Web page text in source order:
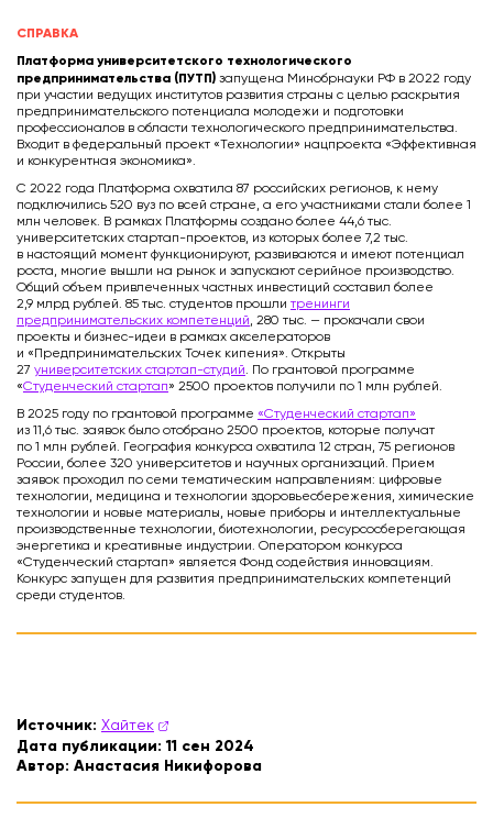
Источник: Хайтек
Дата публикации: 11 сен 2024
Автор: Анастасия Никифорова
СПРАВКА
Платформа университетского технологического
предпринимательства (ПУТП) запущена Минобрнауки РФ в 2022 году
при участии ведущих институтов развития страны с целью раскрытия
предпринимательского потенциала молодежи и подготовки
профессионалов в области технологического предпринимательства.
Входит в федеральный проект «Технологии» нацпроекта «Эффективная
и конкурентная экономика».
С 2022 года Платформа охватила 87 российских регионов, к нему
подключились 520 вуз по всей стране, а его участниками стали более 1
млн человек. В рамках Платформы создано более 44,6 тыс.
университетских стартап-проектов, из которых более 7,2 тыс.
в настоящий момент функционируют, развиваются и имеют потенциал
роста, многие вышли на рынок и запускают серийное производство.
Общий объем привлеченных частных инвестиций составил более
2,9 млрд рублей. 85 тыс. студентов прошли тренинги
предпринимательских компетенций, 280 тыс. — прокачали свои
проекты и бизнес-идеи в рамках акселераторов
и «Предпринимательских Точек кипения». Открыты
27 университетских стартап-студий. По грантовой программе
«Студенческий стартап» 2500 проектов получили по 1 млн рублей.
В 2025 году по грантовой программе «Студенческий стартап»
из 11,6 тыс. заявок было отобрано 2500 проектов, которые получат
по 1 млн рублей. География конкурса охватила 12 стран, 75 регионов
России, более 320 университетов и научных организаций. Прием
заявок проходил по семи тематическим направлениям: цифровые
технологии, медицина и технологии здоровьесбережения, химические
технологии и новые материалы, новые приборы и интеллектуальные
производственные технологии, биотехнологии, ресурсосберегающая
энергетика и креативные индустрии. Оператором конкурса
«Студенческий стартап» является Фонд содействия инновациям.
Конкурс запущен для развития предпринимательских компетенций
среди студентов.